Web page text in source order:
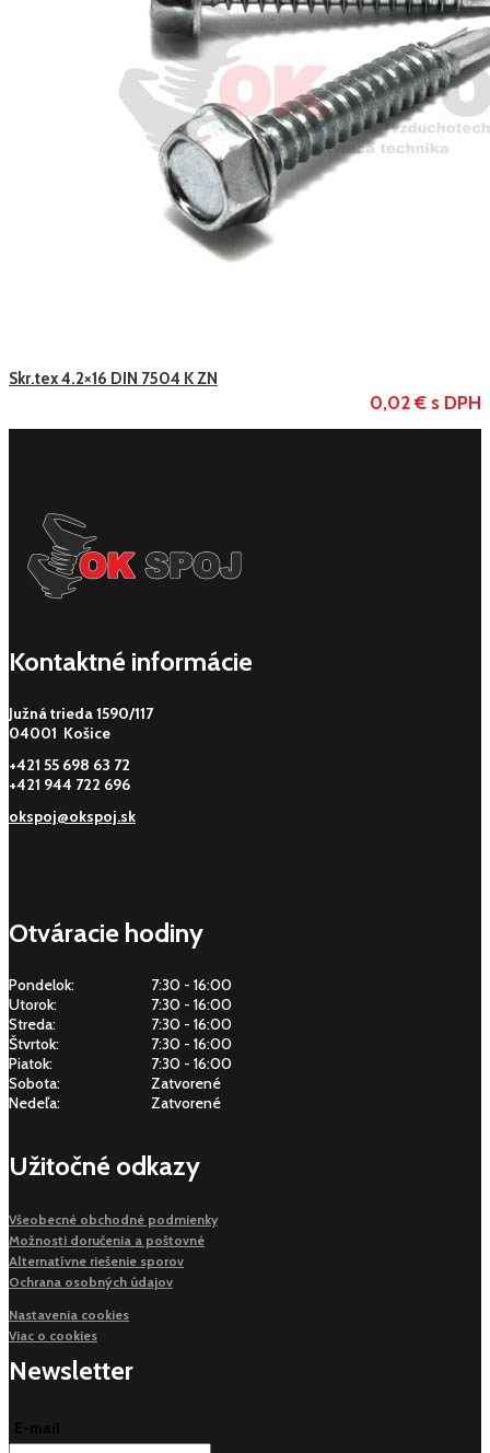
Skr.tex 4.2×16 DIN 7504 K ZN
0,02 € s DPH
Kontaktné informácie
Južná trieda 1590/117
04001 Košice
+421 55 698 63 72
+421 944 722 696
okspoj@okspoj.sk
Otváracie hodiny
Pondelok:
7:30 - 16:00
Utorok:
7:30 - 16:00
Streda:
7:30 - 16:00
Štvrtok:
7:30 - 16:00
Piatok:
7:30 - 16:00
Sobota:
Zatvorené
Nedeľa:
Zatvorené
Užitočné odkazy
Všeobecné obchodné podmienky
Možnosti doručenia a poštovné
Alternatívne riešenie sporov
Ochrana osobných údajov
Nastavenia cookies
Viac o cookies
Newsletter
E-mail